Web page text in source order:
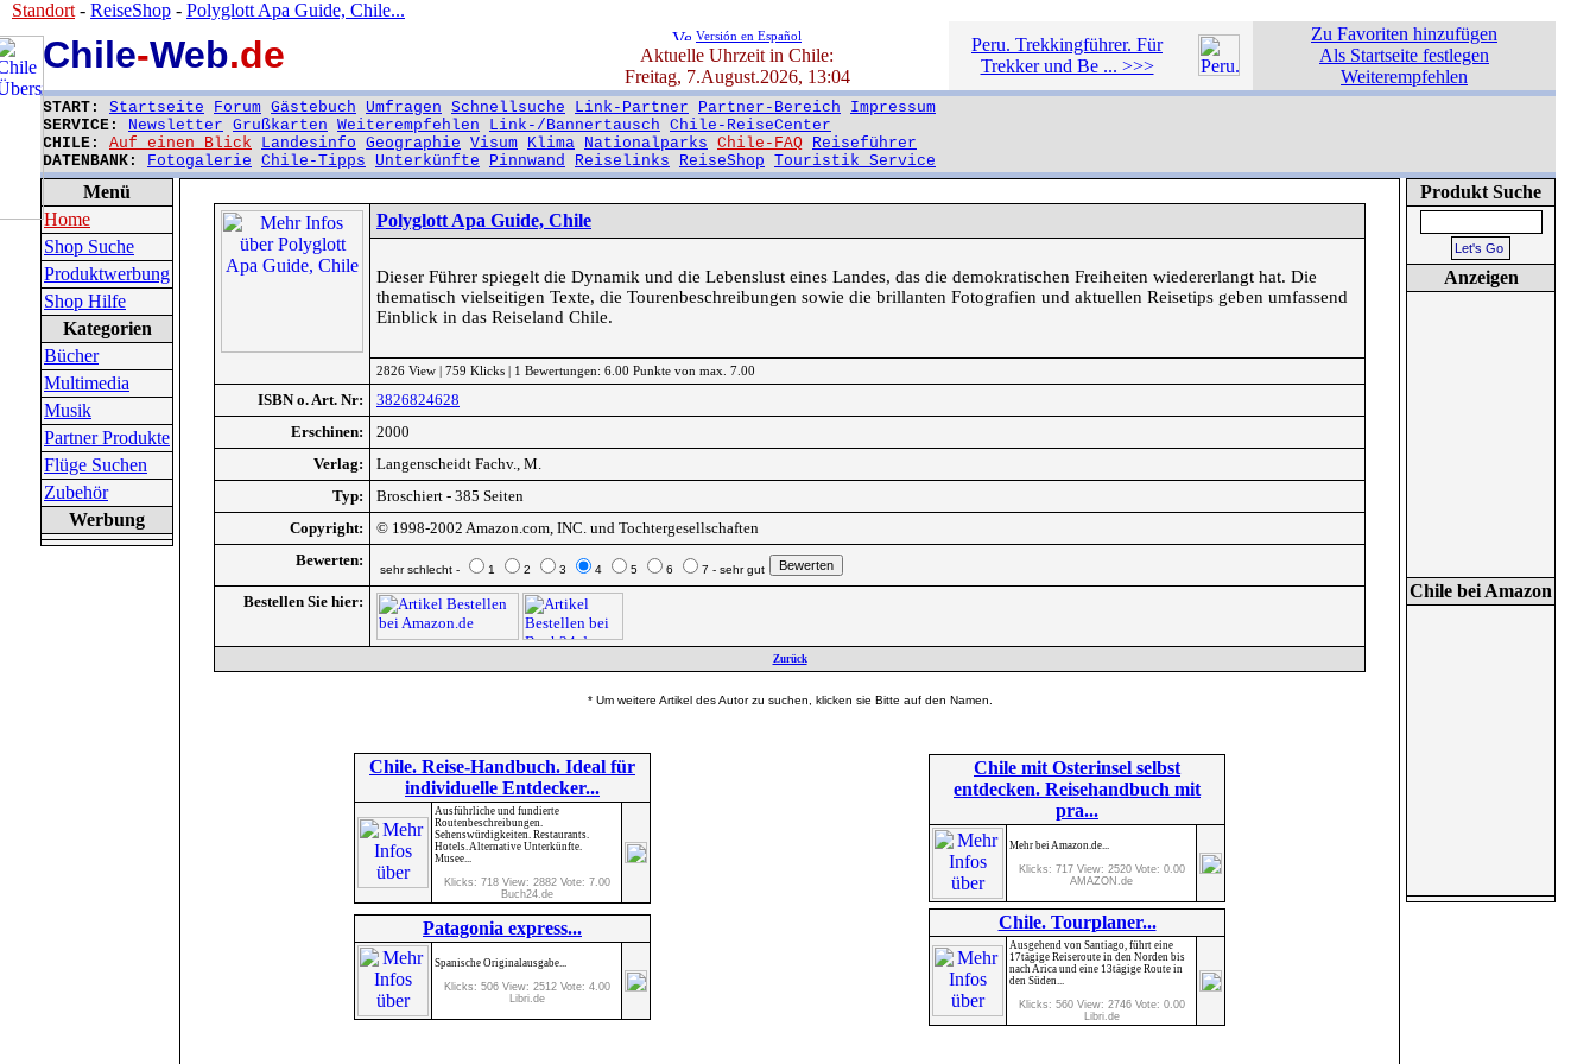
Chile-Web.de Versión en Español
Aktuelle Uhrzeit in Chile:
Freitag, 7.August.2026, 13:04
Peru. Trekkingführer. Für
Trekker und Be ... >>>
Zu Favoriten hinzufügen
Als Startseite festlegen
Weiterempfehlen
START: Startseite Forum Gästebuch Umfragen Schnellsuche Link-Partner Partner-Bereich
Impressum
SERVICE: Newsletter Grußkarten Weiterempfehlen Link-/Bannertausch Chile-ReiseCenter
CHILE: Auf einen Blick Landesinfo Geographie Visum Klima Nationalparks Chile-FAQ Reiseführer
DATENBANK: Fotogalerie Chile-Tipps Unterkünfte Pinnwand Reiselinks ReiseShop Touristik Service
Standort - ReiseShop - Polyglott Apa Guide, Chile...
Menü
Home
Shop Suche
Produktwerbung
Shop Hilfe
Kategorien
Bücher
Multimedia
Musik
Partner Produkte
Flüge Suchen
Zubehör
Werbung
Polyglott Apa Guide, Chile
Dieser Führer spiegelt die Dynamik und die Lebenslust eines Landes, das die demokratischen Freiheiten wiedererlangt hat. Die
thematisch vielseitigen Texte, die Tourenbeschreibungen sowie die brillanten Fotografien und aktuellen Reisetips geben umfassend
Einblick in das Reiseland Chile.
2826 View | 759 Klicks | 1 Bewertungen: 6.00 Punkte von max. 7.00
ISBN o. Art. Nr:
3826824628
Erschinen:
2000
Verlag:
Langenscheidt Fachv., M.
Typ:
Broschiert - 385 Seiten
Copyright:
© 1998-2002 Amazon.com, INC. und Tochtergesellschaften
Bewerten:
sehr schlecht - 1 2 3 4 5 6 7 - sehr gut
Bestellen Sie hier:
Zurück
* Um weitere Artikel des Autor zu suchen, klicken sie Bitte auf den Namen.
Chile. Reise-Handbuch. Ideal für
individuelle Entdecker...
Ausführliche und fundierte
Routenbeschreibungen.
Sehenswürdigkeiten. Restaurants.
Hotels. Alternative Unterkünfte.
Musee...
Klicks: 718 View: 2882 Vote: 7.00
Buch24.de
Chile mit Osterinsel selbst
entdecken. Reisehandbuch mit
pra...
Mehr bei Amazon.de...
Klicks: 717 View: 2520 Vote: 0.00
AMAZON.de
Patagonia express...
Spanische Originalausgabe...
Klicks: 506 View: 2512 Vote: 4.00
Libri.de
Chile. Tourplaner...
Ausgehend von Santiago, führt eine
17tägige Reiseroute in den Norden bis
nach Arica und eine 13tägige Route in
den Süden...
Klicks: 560 View: 2746 Vote: 0.00
Libri.de
Produkt Suche
Anzeigen
Chile bei Amazon